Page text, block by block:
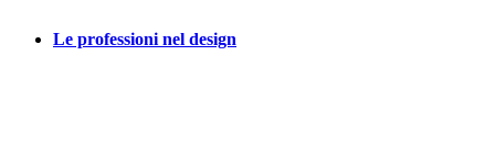
Le professioni nel design